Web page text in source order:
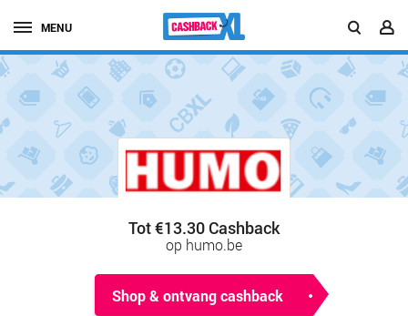
MENU
Tot €13.30 Cashback
op humo.be
Shop & ontvang cashback